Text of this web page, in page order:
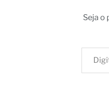
Seja o
Digite seu e-mail…